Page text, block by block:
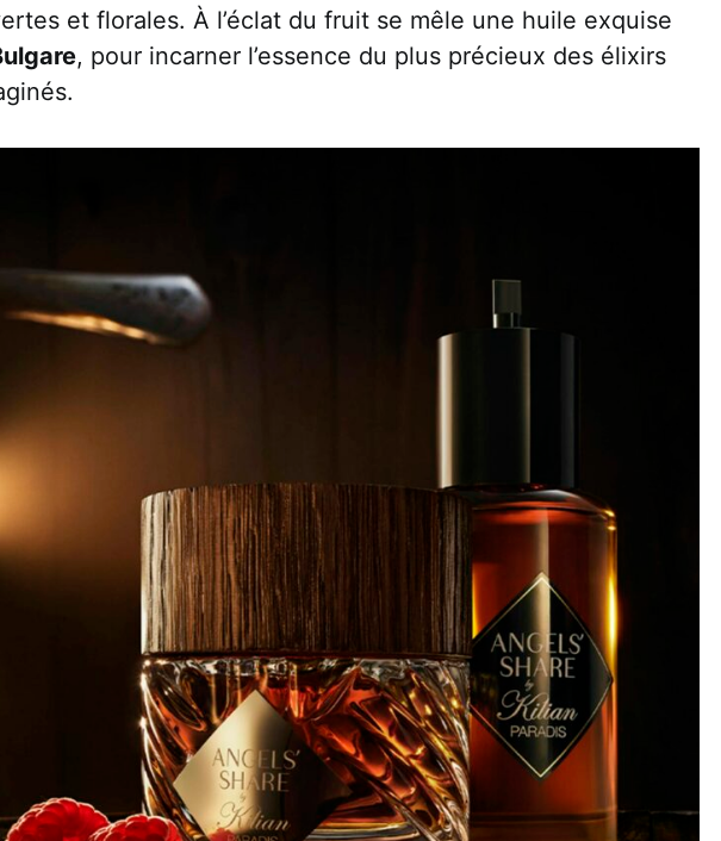
et florales. À l’éclat du fruit se mêle une huile exquise
, pour incarner l’essence du plus précieux des élixirs